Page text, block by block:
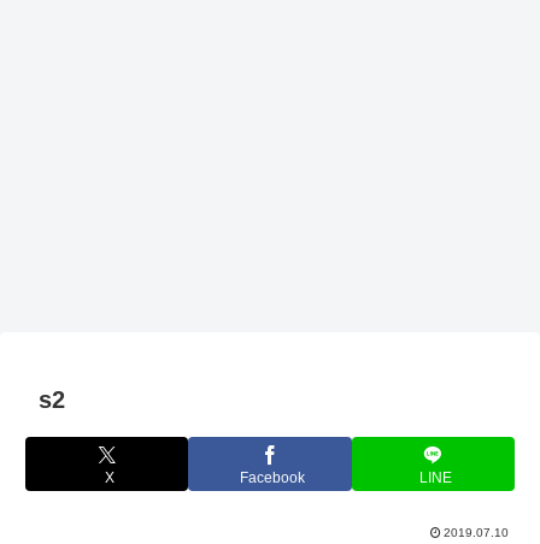
s2
X Facebook LINE
2019.07.10